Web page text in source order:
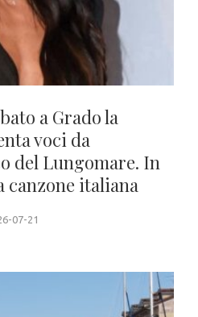
a Grado la
voci da
del Lungomare. In
canzone italiana
07-21